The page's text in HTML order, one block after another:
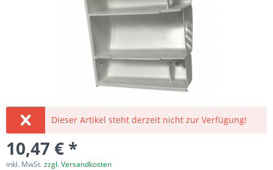
Dieser Artikel steht derzeit nicht zur Verfügung!
10,47 € *
inkl. MwSt.zzgl. Versandkosten